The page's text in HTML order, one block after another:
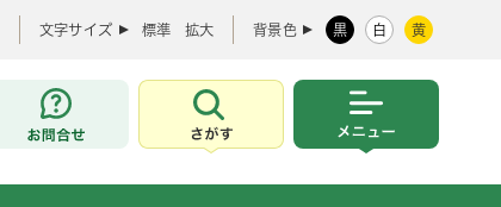
文字サイズ 標準 拡大 背景色 黒 白 黄
お問合せ
さがす